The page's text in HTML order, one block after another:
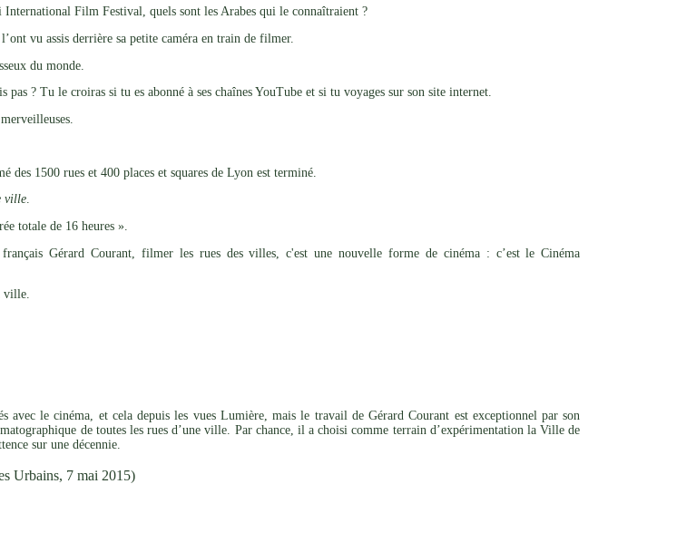
Film Festival, quels sont les Arabes qui le connaîtraient ?
vu assis derrière sa petite caméra en train de filmer.
du monde.
? Tu le croiras si tu es abonné à ses chaînes YouTube et si tu voyages sur son site internet.
des 1500 rues et 400 places et squares de Lyon est terminé.
ville.
totale de 16 heures ».
Gérard Courant, filmer les rues des villes, c'est une nouvelle forme de cinéma : c’est le Cinéma
ville.
avec le cinéma, et cela depuis les vues Lumière, mais le travail de Gérard Courant est exceptionnel par son
de toutes les rues d’une ville. Par chance, il a choisi comme terrain d’expérimentation la Ville de
sur une décennie.
Urbains, 7 mai 2015)